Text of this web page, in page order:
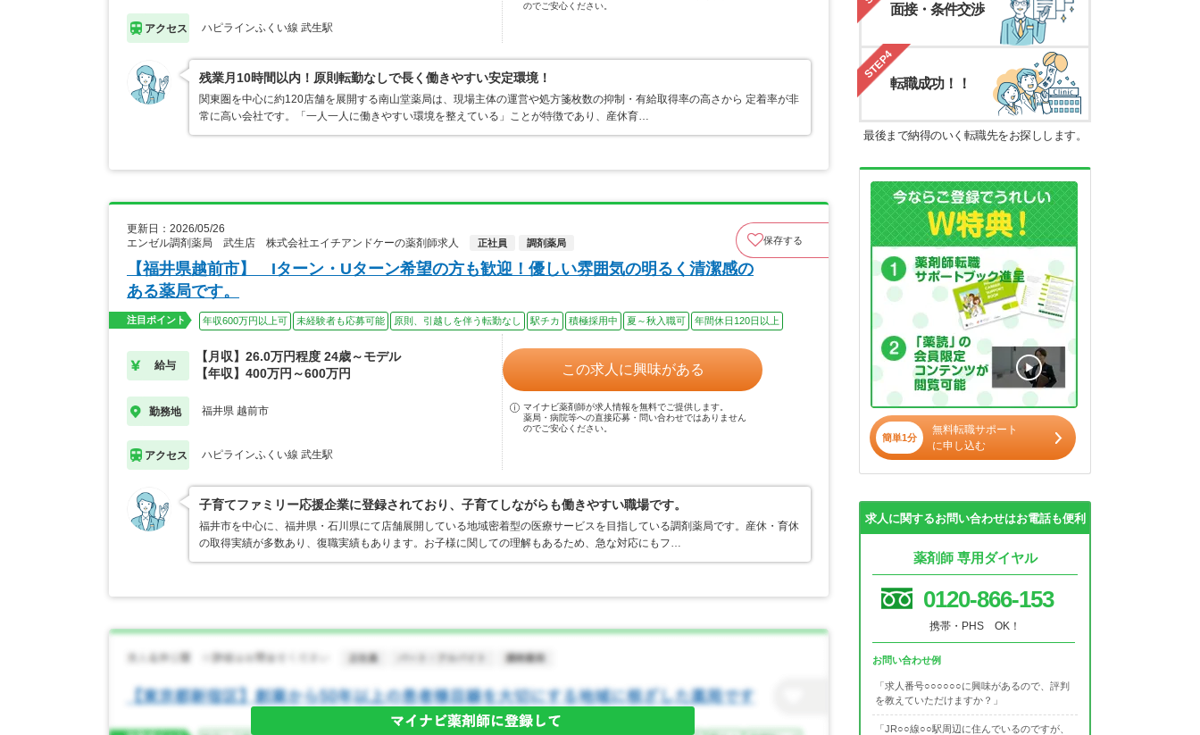
アクセス ハピラインふくい線 武生駅
のでご安心ください。
残業月10時間以内！原則転勤なしで長く働きやすい安定環境！
関東圏を中心に約120店舗を展開する南山堂薬局は、現場主体の運営や処方箋枚数の抑制・有給取得率の高さから 定着率が非
常に高い会社です。「一人一人に働きやすい環境を整えている」ことが特徴であり、産休育…
更新日：2026/05/26
エンゼル調剤薬局 武生店 株式会社エイチアンドケーの薬剤師求人
正社員 調剤薬局 保存する
【福井県越前市】 Iターン・Uターン希望の方も歓迎！優しい雰囲気の明るく清潔感の
ある薬局です。
注目ポイント 年収600万円以上可 未経験者も応募可能 原則、引越しを伴う転勤なし 駅チカ 積極採用中 夏～秋入職可 年間休日120日以上
給与
【月収】26.0万円程度 24歳～モデル
【年収】400万円～600万円
勤務地 福井県 越前市
アクセス ハピラインふくい線 武生駅
この求人に興味がある
マイナビ薬剤師が求人情報を無料でご提供します。
薬局・病院等への直接応募・問い合わせではありません
のでご安心ください。
子育てファミリー応援企業に登録されており、子育てしながらも働きやすい職場です。
福井市を中心に、福井県・石川県にて店舗展開している地域密着型の医療サービスを目指している調剤薬局です。産休・育休
の取得実績が多数あり、復職実績もあります。お子様に関しての理解もあるため、急な対応にもフ…
面接・条件交渉
STEP4
転職成功！！
最後まで納得のいく転職先をお探しします。
簡単1分
無料転職サポート
に申し込む
求人に関するお問い合わせはお電話も便利
薬剤師 専用ダイヤル
0120-866-153
携帯・PHS OK！
お問い合わせ例
「求人番号○○○○○○に興味があるので、評判
を教えていただけますか？」
「JR○○線○○駅周辺に住んでいるのですが、